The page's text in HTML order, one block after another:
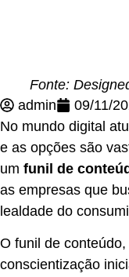
Fonte:
admin
09/11/
No mundo digital
e as opções são
um funil de
as empresas que
lealdade do
O funil de
conscientização